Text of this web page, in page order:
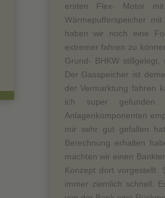
ersten Flex- Motor
Wärmepufferspeicher
haben wir noch eine
extremer fahren zu
Grund- BHKW
Der Gasspeicher ist
der Vermarktung fahren
ich super
Anlagenkomponenten
mir sehr gut gefallen
Berechnung erhalten
machten wir einen
Konzept dort vorgestellt.
immer ziemlich schnell.